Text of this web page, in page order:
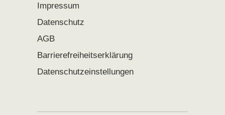
Impressum
Datenschutz
AGB
Barrierefreiheitserklärung
Datenschutzeinstellungen